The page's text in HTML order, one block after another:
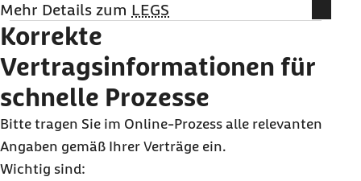
Mehr Details zum LEGS
Der siebenstellige Leistungserbringergruppenschlüssel (LEGS)
setzt sich aus dem Abrechnungscode (AC) und dem
Tarifkennzeichen (TK) der Preisvereinbarung zusammen.
Abrechnungscode (AC)
Der zweistellige Abrechnungscode (AC) ordnet den
Leistungserbringer eindeutig einer Berufsgruppe zu. Der AC ergibt
sich aus Ihren Verträgen.
Tarifkennzeichen (TK)
Für jede Preisvereinbarung wird ein fünfstelliges Tarifkennzeichen
vergeben. Die ersten beiden Stellen geben dabei den
Korrekte
Vertragsinformationen für
schnelle Prozesse
Bitte tragen Sie im Online-Prozess alle relevanten
Angaben gemäß Ihrer Verträge ein.
Wichtig sind: